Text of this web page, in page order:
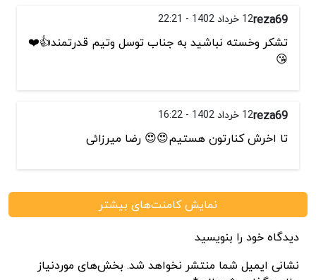
reza6912 خرداد 1402 - 22:21
تشکر وخسته نباشید به جناب توسل وتیم قدرتمند👍❤️
😘
reza6912 خرداد 1402 - 16:22
تا اخرش کنارتون هستیم😍😍 رضا میرزائی
نمایش کامنت‌های بیشتر
دیدگاه خود را بنویسید
نشانی ایمیل شما منتشر نخواهد شد. بخش‌های موردنیاز